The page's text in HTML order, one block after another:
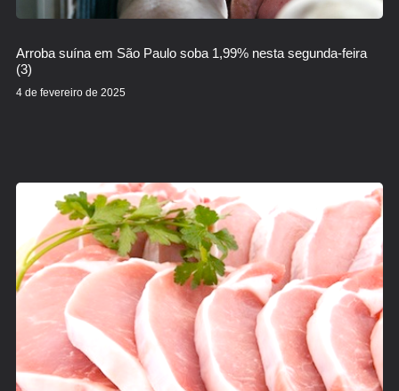
Arroba suína em São Paulo soba 1,99% nesta segunda-feira
(3)
4 de fevereiro de 2025